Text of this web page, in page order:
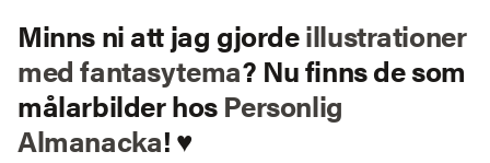
Minns ni att jag gjordeillustrationer
med fantasytema? Nu finns de som
målarbilder hosPersonlig
Almanacka! ♥